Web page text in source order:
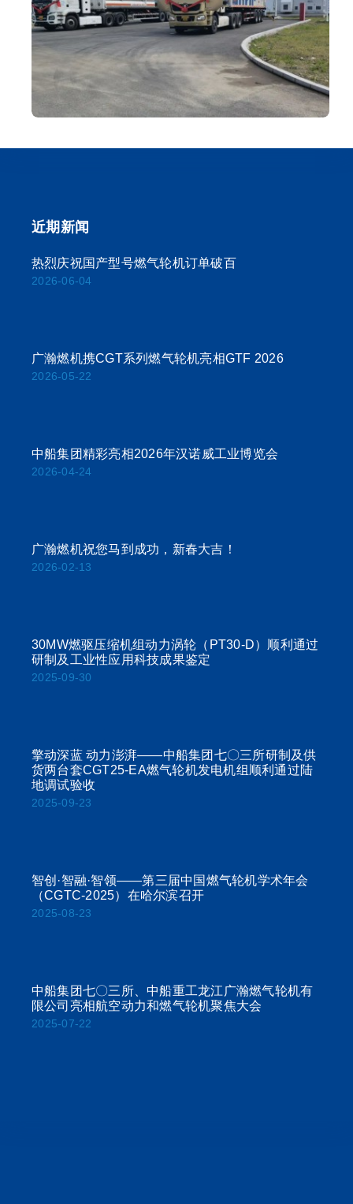
近期新闻
热烈庆祝国产型号燃气轮机订单破百
2026-06-04
广瀚燃机携CGT系列燃气轮机亮相GTF 2026
2026-05-22
中船集团精彩亮相2026年汉诺威工业博览会
2026-04-24
广瀚燃机祝您马到成功，新春大吉！
2026-02-13
30MW燃驱压缩机组动力涡轮（PT30-D）顺利通过
研制及工业性应用科技成果鉴定
2025-09-30
擎动深蓝 动力澎湃——中船集团七〇三所研制及供
货两台套CGT25-EA燃气轮机发电机组顺利通过陆
地调试验收
2025-09-23
智创·智融·智领——第三届中国燃气轮机学术年会
（CGTC-2025）在哈尔滨召开
2025-08-23
中船集团七〇三所、中船重工龙江广瀚燃气轮机有
限公司亮相航空动力和燃气轮机聚焦大会
2025-07-22